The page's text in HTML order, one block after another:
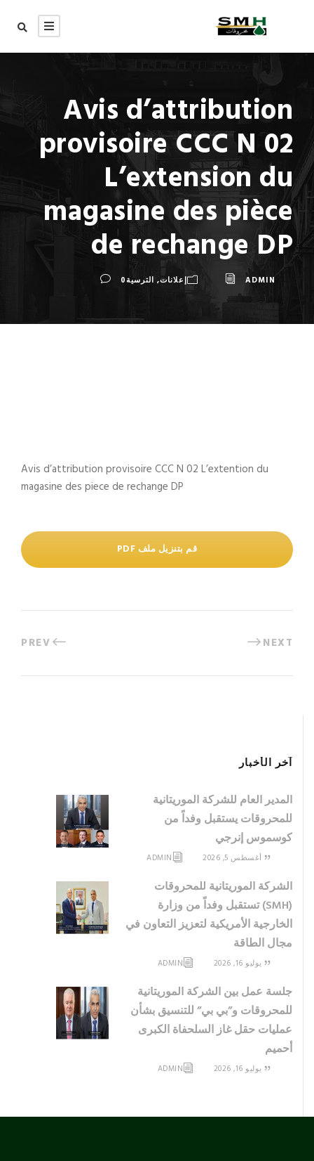
Avis d’attribution
provisoire CCC N 02
L’extension du
magasine des pièce
de rechange DP
ADMIN إعلانات, الترسية0
Avis d’attribution provisoire CCC N 02 L’extention du
magasine des piece de rechange DP
قم بتنزيل ملف PDF
PREV NEXT
آخر الأخبار
المدير العام للشركة الموريتانية
للمحروقات يستقبل وفداً من
كوسموس إنرجي
أغسطس 5, 2026 ADMIN
الشركة الموريتانية للمحروقات
(SMH) تستقبل وفداً من وزارة
الخارجية الأمريكية لتعزيز التعاون في
مجال الطاقة
يوليو 16, 2026 ADMIN
جلسة عمل بين الشركة الموريتانية
للمحروقات و”بي بي” للتنسيق بشأن
عمليات حقل غاز السلحفاة الكبرى
أحميم
يوليو 16, 2026 ADMIN